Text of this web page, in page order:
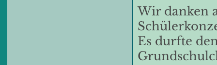
Wir danken
Es durfte